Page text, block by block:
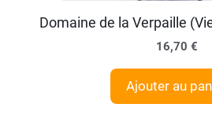
Domaine de la Verpaille
16,70 €
Ajouter au